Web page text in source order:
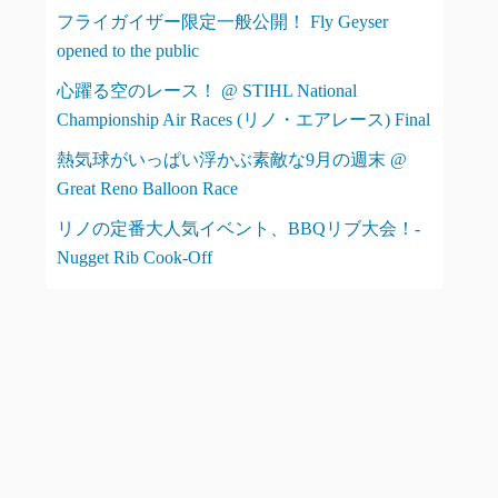
フライガイザー限定一般公開！ Fly Geyser
opened to the public
心躍る空のレース！ @ STIHL National
Championship Air Races (リノ・エアレース) Final
熱気球がいっぱい浮かぶ素敵な9月の週末 @
Great Reno Balloon Race
リノの定番大人気イベント、BBQリブ大会！-
Nugget Rib Cook-Off